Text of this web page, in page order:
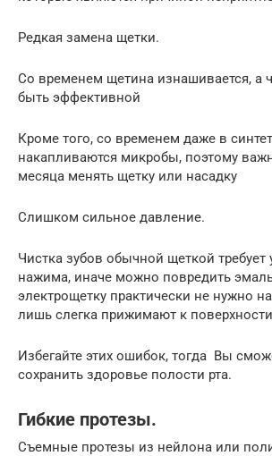
Редкая замена щетки.
Со временем щетина изнашивается, а
быть эффективной
Кроме того, со временем даже в
накапливаются микробы, поэтому
месяца менять щетку или насадку
Слишком сильное давление.
Чистка зубов обычной щеткой требует
нажима, иначе можно повредить
электрощетку практически не нужно
лишь слегка прижимают к
Избегайте этих ошибок, тогда Вы
сохранить здоровье полости рта.
Гибкие протезы.
Съемные протезы из нейлона или